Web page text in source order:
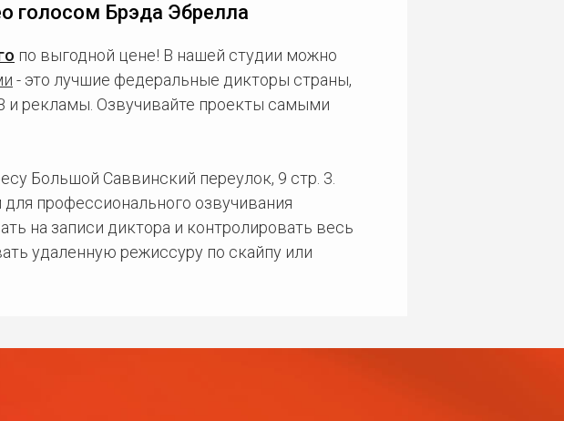
голосом Брэда Эбрелла
по выгодной цене! В нашей студии можно
- это лучшие федеральные дикторы страны,
и рекламы. Озвучивайте проекты самыми
Большой Саввинский переулок, 9 стр. 3.
профессионального озвучивания
на записи диктора и контролировать весь
удаленную режиссуру по скайпу или